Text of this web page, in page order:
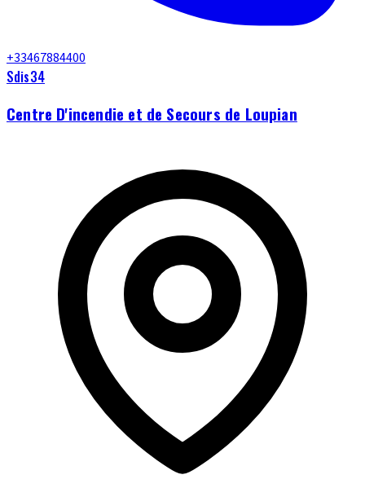
+33467884400
Sdis34
Centre D'incendie et de Secours de Loupian